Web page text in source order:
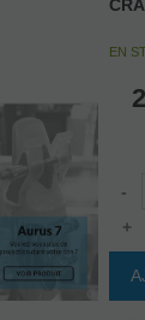
EN
-
+